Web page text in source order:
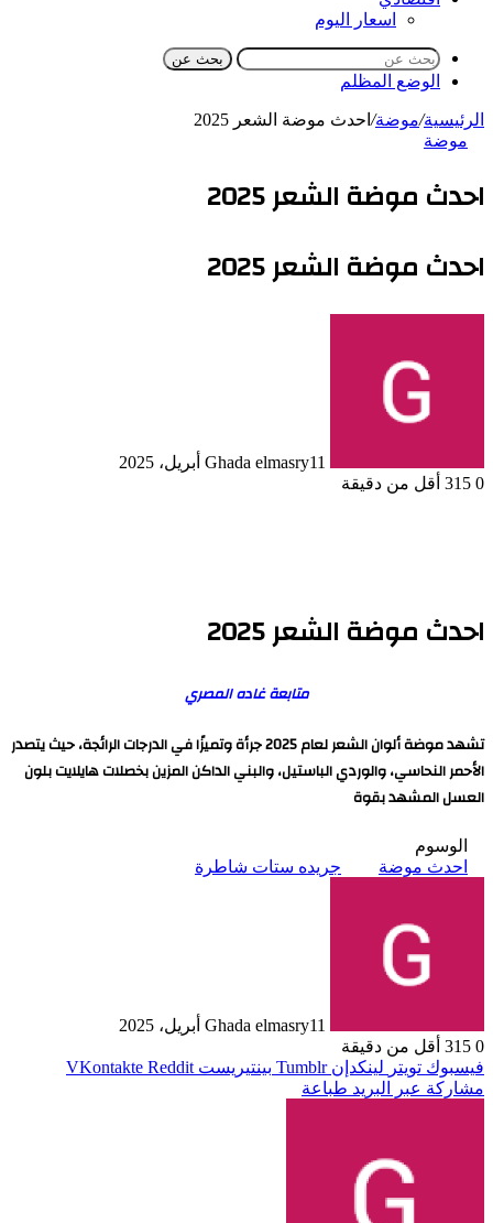
اسعار اليوم
بحث عن
الوضع المظلم
الرئيسية/موضة/ احدث موضة الشعر 2025
موضة
احدث موضة الشعر 2025
احدث موضة الشعر 2025
Ghada elmasry11 أبريل، 2025
0
أقل من دقيقة
احدث موضة الشعر 2025
متابعة غاده المصري
تشهد موضة ألوان الشعر لعام 2025 جرأة وتميزًا في الدرجات الرائجة، حيث يتصدر
الأحمر النحاسي، والوردي الباستيل، والبني الداكن المزين بخصلات هايلايت بلون
العسل المشهد بقوة
الوسوم
احدث موضة
جريده ستات شاطرة
Ghada elmasry11 أبريل، 2025
0
أقل من دقيقة
فيسبوك تويتر لينكدإن بينتيريست
مشاركة عبر البريد طباعة